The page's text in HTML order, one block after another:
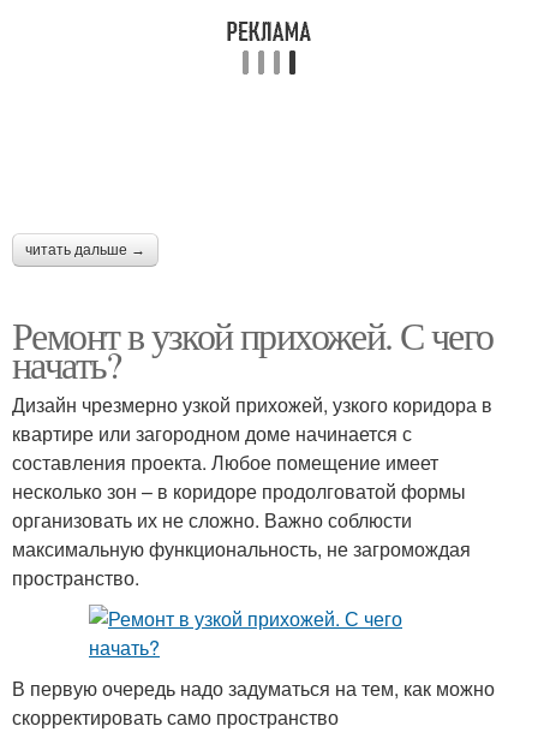
читать дальше →
Ремонт в узкой прихожей. С чего
начать?
Дизайн чрезмерно узкой прихожей, узкого коридора в
квартире или загородном доме начинается с
составления проекта. Любое помещение имеет
несколько зон – в коридоре продолговатой формы
организовать их не сложно. Важно соблюсти
максимальную функциональность, не загромождая
пространство.
В первую очередь надо задуматься на тем, как можно
скорректировать само пространство